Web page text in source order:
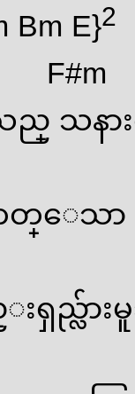
Bm E}2
F#m
သည္ သန
တ္ေသာ
ည္လ်ား